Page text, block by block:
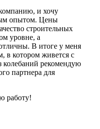
и хочу
опытом. Цены
строительных
уровне, а
В итоге у меня
в котором живется с
рекомендую
партнера для
работу!